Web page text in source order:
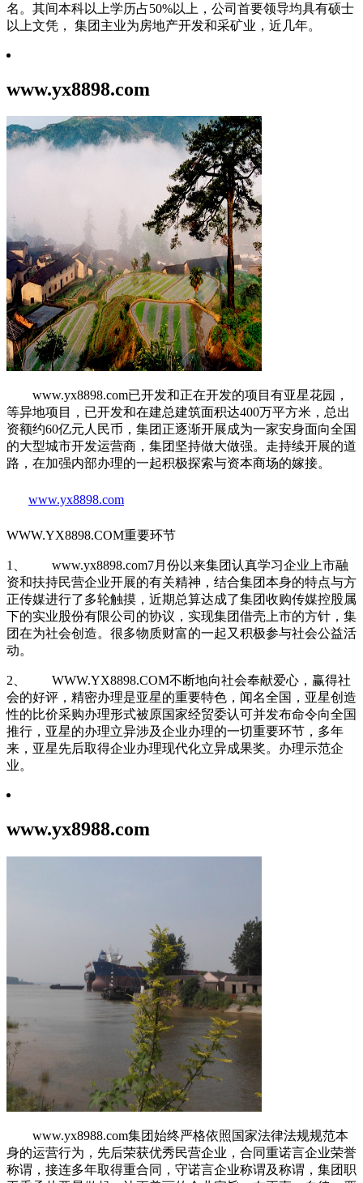
名。其间本科以上学历占50%以上，公司首要领导均具有硕士
以上文凭， 集团主业为房地产开发和采矿业，近几年。
www.yx8898.com
www.yx8898.com已开发和正在开发的项目有亚星花园，
等异地项目，已开发和在建总建筑面积达400万平方米，总出
资额约60亿元人民币，集团正逐渐开展成为一家安身面向全国
的大型城市开发运营商，集团坚持做大做强。走持续开展的道
路，在加强内部办理的一起积极探索与资本商场的嫁接。
www.yx8898.com
WWW.YX8898.COM重要环节
1、 www.yx8898.com7月份以来集团认真学习企业上市融
资和扶持民营企业开展的有关精神，结合集团本身的特点与方
正传媒进行了多轮触摸，近期总算达成了集团收购传媒控股属
下的实业股份有限公司的协议，实现集团借壳上市的方针，集
团在为社会创造。很多物质财富的一起又积极参与社会公益活
动。
2、 WWW.YX8898.COM不断地向社会奉献爱心，赢得社
会的好评，精密办理是亚星的重要特色，闻名全国，亚星创造
性的比价采购办理形式被原国家经贸委认可并发布命令向全国
推行，亚星的办理立异涉及企业办理的一切重要环节，多年
来，亚星先后取得企业办理现代化立异成果奖。办理示范企
业。
www.yx8988.com
www.yx8988.com集团始终严格依照国家法律法规规范本
身的运营行为，先后荣获优秀民营企业，合同重诺言企业荣誉
称谓，接连多年取得重合同，守诺言企业称谓及称谓，集团职